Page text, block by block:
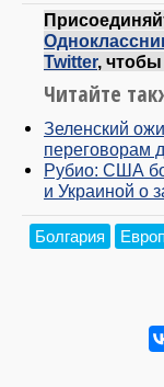
Twitter,
Читайте
Зеленский
переговорам
Рубио: США
и Украиной о
Болгария